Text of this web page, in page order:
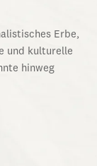
Erbe,
und kulturelle
hinweg